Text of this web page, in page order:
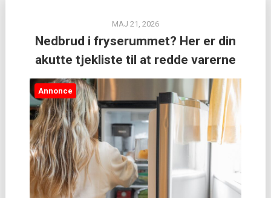
MAJ 21, 2026
Nedbrud i fryserummet? Her er din
akutte tjekliste til at redde varerne
Annonce